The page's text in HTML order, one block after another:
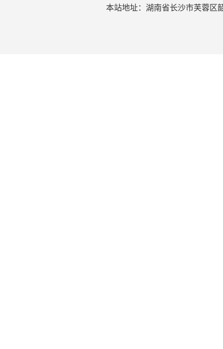
本站地址：湖南省长沙市芙蓉区